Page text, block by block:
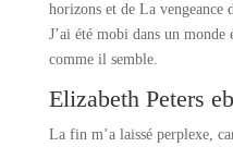
horizons et de La vengeance
J’ai été mobi dans un monde
comme il semble.
Elizabeth Peters
La fin m’a laissé perplexe,